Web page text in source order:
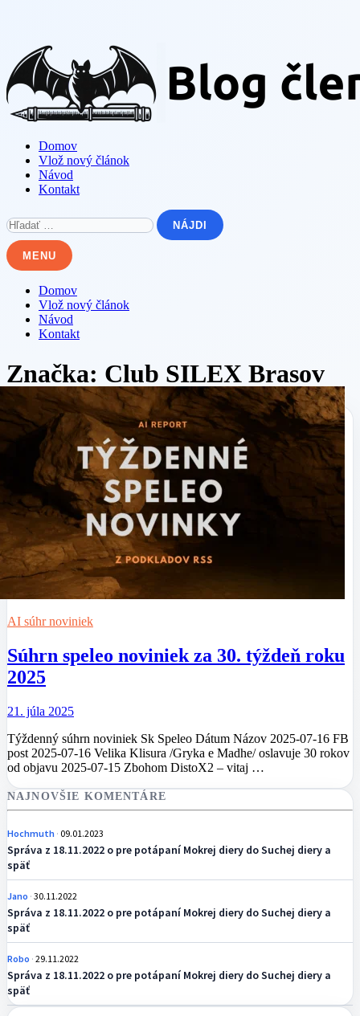
Domov
Vlož nový článok
Návod
Kontakt
Hľadať:
MENU
Domov
Vlož nový článok
Návod
Kontakt
Značka: Club SILEX Brasov
AI súhr noviniek
Súhrn speleo noviniek za 30. týždeň roku
2025
21. júla 2025
Týždenný súhrn noviniek Sk Speleo Dátum Názov 2025-07-16 FB
post 2025-07-16 Velika Klisura /Gryka e Madhe/ oslavuje 30 rokov
od objavu 2025-07-15 Zbohom DistoX2 – vitaj …
NAJNOVŠIE KOMENTÁRE
Hochmuth 09.01.2023
Správa z 18.11.2022 o pre potápaní Mokrej diery do Suchej diery a
späť
Jano 30.11.2022
Správa z 18.11.2022 o pre potápaní Mokrej diery do Suchej diery a
späť
Robo 29.11.2022
Správa z 18.11.2022 o pre potápaní Mokrej diery do Suchej diery a
späť